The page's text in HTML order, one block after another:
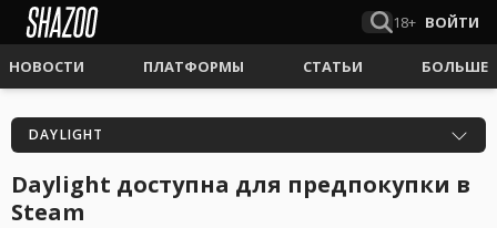
18+ ВОЙТИ
НОВОСТИ ПЛАТФОРМЫ СТАТЬИ БОЛЬШЕ
DAYLIGHT
Daylight доступна для предпокупки в
Steam